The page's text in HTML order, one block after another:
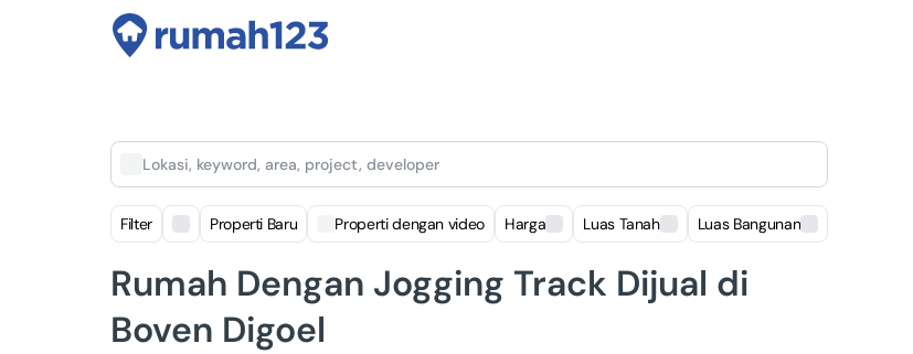
Lokasi, keyword, area, project, developer
Filter Properti Baru Properti dengan video Harga Luas Tanah Luas Bangunan
Rumah Dengan Jogging Track Dijual di
Boven Digoel